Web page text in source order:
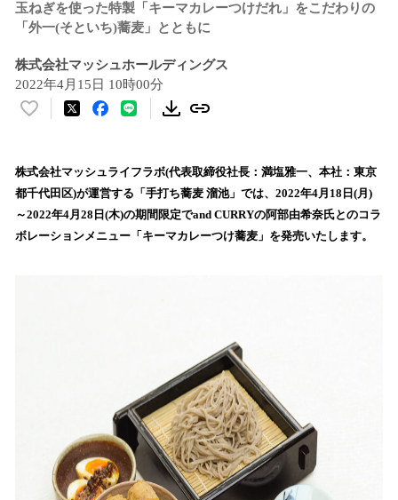
玉ねぎを使った特製「キーマカレーつけだれ」をこだわりの
「外一(そといち)蕎麦」とともに
株式会社マッシュホールディングス
2022年4月15日 10時00分
い
！
数
を
読
株式会社マッシュライフラボ(代表取締役社長：満塩雅一、本社：東京
都千代田区)が運営する「手打ち蕎麦 溜池」では、2022年4月18日(月)
～2022年4月28日(木)の期間限定でand CURRYの阿部由希奈氏とのコラ
ボレーションメニュー「キーマカレーつけ蕎麦」を発売いたします。